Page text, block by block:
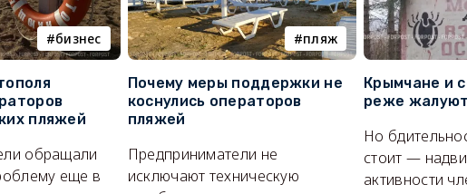
бизнес
пляжей
обращали
еще в
пляж
Почему меры поддержки не
коснулись операторов
пляжей
Предприниматели не
исключают техническую
Крымчане и
реже
Но
стоит —
активности